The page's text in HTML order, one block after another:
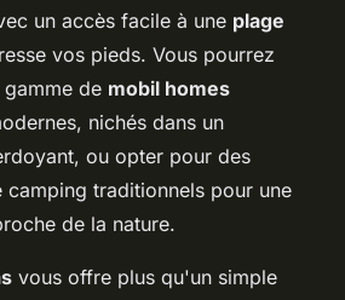
un accès facile à une plage
vos pieds. Vous pourrez
de mobil homes
nichés dans un
ou opter pour des
camping traditionnels pour une
de la nature.
vous offre plus qu'un simple